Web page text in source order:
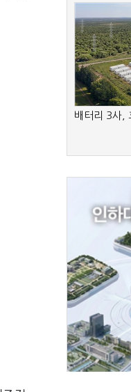
배터리 3사,